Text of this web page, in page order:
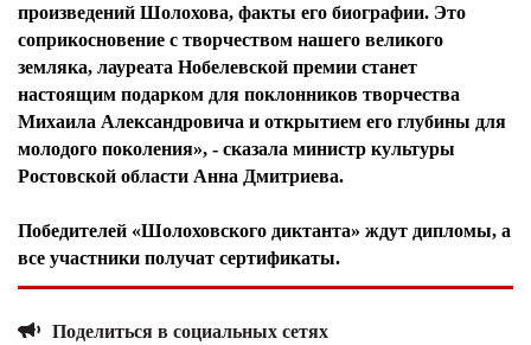
произведений Шолохова, факты его биографии. Это
соприкосновение с творчеством нашего великого
земляка, лауреата Нобелевской премии станет
настоящим подарком для поклонников творчества
Михаила Александровича и открытием его глубины для
молодого поколения», - сказала министр культуры
Ростовской области Анна Дмитриева.
Победителей «Шолоховского диктанта» ждут дипломы, а
все участники получат сертификаты.
Поделиться в социальных сетях